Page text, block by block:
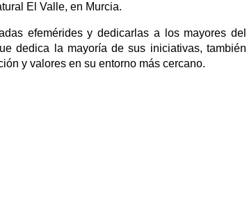
El Valle, en Murcia.
efemérides y dedicarlas a los mayores del
dedica la mayoría de sus iniciativas, también
y valores en su entorno más cercano.